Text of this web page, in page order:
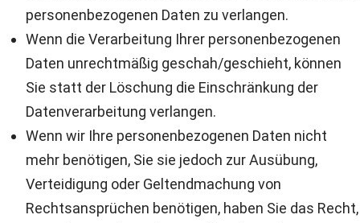
personenbezogenen Daten zu verlangen.
Wenn die Verarbeitung Ihrer personenbezogenen
Daten unrechtmäßig geschah/geschieht, können
Sie statt der Löschung die Einschränkung der
Datenverarbeitung verlangen.
Wenn wir Ihre personenbezogenen Daten nicht
mehr benötigen, Sie sie jedoch zur Ausübung,
Verteidigung oder Geltendmachung von
Rechtsansprüchen benötigen, haben Sie das Recht,